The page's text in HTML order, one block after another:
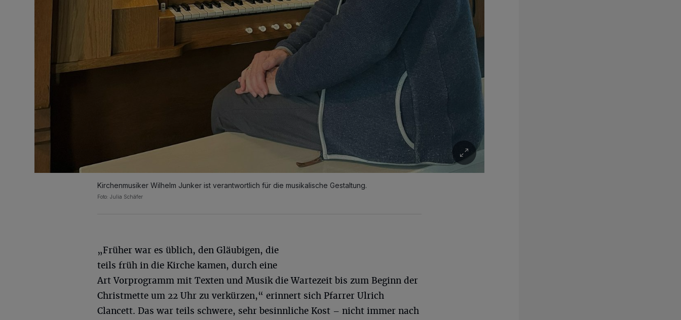
Kirchenmusiker Wilhelm Junker ist verantwortlich für die musikalische Gestaltung.
Foto: Julia Schäfer
„Früher war es üblich, den Gläubigen, die
teils früh in die Kirche kamen, durch eine
Art Vorprogramm mit Texten und Musik die Wartezeit bis zum Beginn der
Christmette um 22 Uhr zu verkürzen,“ erinnert sich Pfarrer Ulrich
Clancett. Das war teils schwere, sehr besinnliche Kost – nicht immer nach